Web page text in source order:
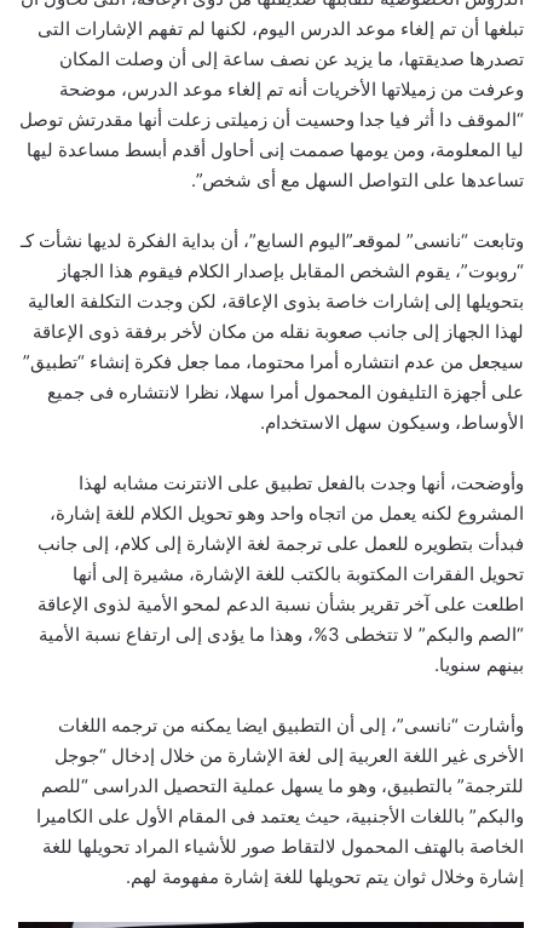
تبلغها أن تم إلغاء موعد الدرس اليوم، لكنها لم تفهم الإشارات التى
تصدرها صديقتها، ما يزيد عن نصف ساعة إلى أن وصلت المكان
وعرفت من زميلاتها الأخريات أنه تم إلغاء موعد الدرس، موضحة
“الموقف دا أثر فيا جدا وحسيت أن زميلتى زعلت أنها مقدرتش توصل
ليا المعلومة، ومن يومها صممت إنى أحاول أقدم أبسط مساعدة ليها
تساعدها على التواصل السهل مع أى شخص”.
وتابعت “نانسى” لموقعـ”اليوم السابع”، أن بداية الفكرة لديها نشأت كـ
“روبوت”، يقوم الشخص المقابل بإصدار الكلام فيقوم هذا الجهاز
بتحويلها إلى إشارات خاصة بذوى الإعاقة، لكن وجدت التكلفة العالية
لهذا الجهاز إلى جانب صعوبة نقله من مكان لأخر برفقة ذوى الإعاقة
سيجعل من عدم انتشاره أمرا محتوما، مما جعل فكرة إنشاء “تطبيق”
على أجهزة التليفون المحمول أمرا سهلا، نظرا لانتشاره فى جميع
الأوساط، وسيكون سهل الاستخدام.
وأوضحت، أنها وجدت بالفعل تطبيق على الانترنت مشابه لهذا
المشروع لكنه يعمل من اتجاه واحد وهو تحويل الكلام للغة إشارة،
فبدأت بتطويره للعمل على ترجمة لغة الإشارة إلى كلام، إلى جانب
تحويل الفقرات المكتوبة بالكتب للغة الإشارة، مشيرة إلى أنها
اطلعت على آخر تقرير بشأن نسبة الدعم لمحو الأمية لذوى الإعاقة
“الصم والبكم” لا تتخطى 3%، وهذا ما يؤدى إلى ارتفاع نسبة الأمية
بينهم سنويا.
وأشارت “نانسى”، إلى أن التطبيق ايضا يمكنه من ترجمه اللغات
الأخرى غير اللغة العربية إلى لغة الإشارة من خلال إدخال “جوجل
للترجمة” بالتطبيق، وهو ما يسهل عملية التحصيل الدراسى “للصم
والبكم” باللغات الأجنبية، حيث يعتمد فى المقام الأول على الكاميرا
الخاصة بالهتف المحمول لالتقاط صور للأشياء المراد تحويلها للغة
إشارة وخلال ثوان يتم تحويلها للغة إشارة مفهومة لهم.